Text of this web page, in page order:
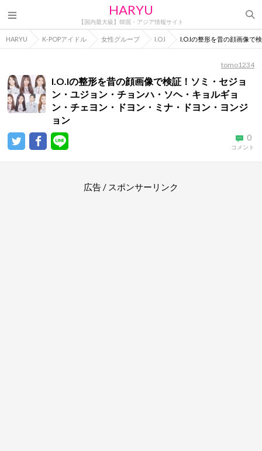
HARYU
【国内最大級】韓国・アジア情報サイト
HARYU K-POPアイドル 女性グループ I.O.I I.O.Iの整形を昔の顔画像で
tomo1234
I.O.Iの整形を昔の顔画像で検証！ソミ・セジョ
ン・ユジョン・チョンハ・ソヘ・キョルギョ
ン・チェヨン・ドヨン・ミナ・ドヨン・ヨンジ
ョン
0
コメント
広告 / スポンサーリンク